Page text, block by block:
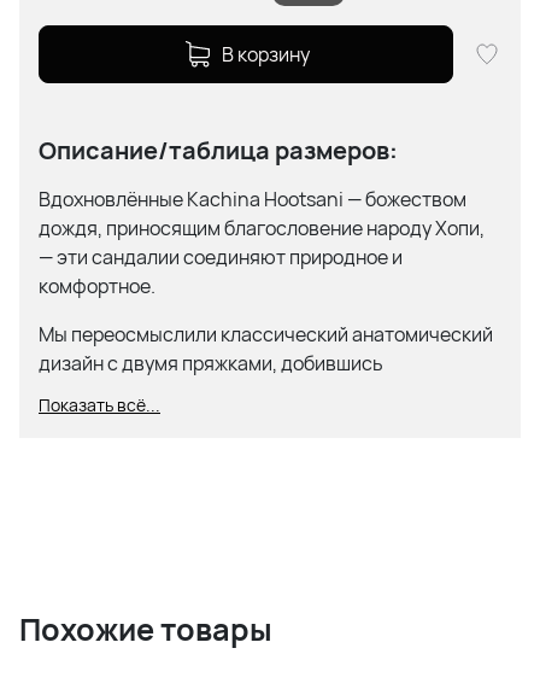
В корзину
Описание/таблица размеров:
Вдохновлённые Kachina Hootsani — божеством
дождя, приносящим благословение народу Хопи,
— эти сандалии соединяют природное и
комфортное.
Мы переосмыслили классический анатомический
дизайн с двумя пряжками, добившись
гармонично сочетаются традиции и удобство.
ремешкам на липучке.
Стелька с замшевой подкладкой для мягких
Показать всё...
Похожие товары